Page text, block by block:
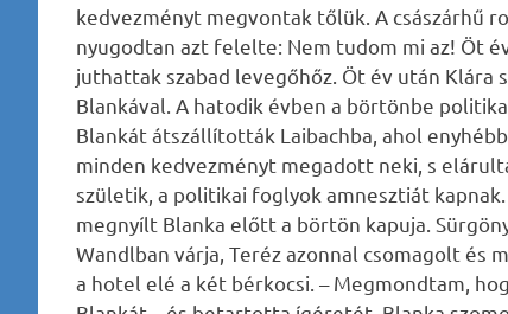
kedvezményt megvontak tőlük. A császárhű
nyugodtan azt felelte: Nem tudom mi az! Öt
juthattak szabad levegőhőz. Öt év után Klára
Blankával. A hatodik évben a börtönbe
Blankát átszállították Laibachba, ahol
minden kedvezményt megadott neki, s
születik, a politikai foglyok amnesztiát
megnyílt Blanka előtt a börtön kapuja.
Wandlban várja, Teréz azonnal csomagolt
a hotel elé a két bérkocsi. – Megmondtam,